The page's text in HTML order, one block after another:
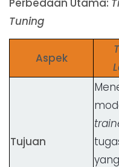
Perbedaan Utama:
Tuning
Aspek
Tujuan